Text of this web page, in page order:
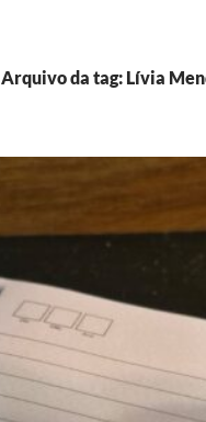
Arquivo da tag: Lívia